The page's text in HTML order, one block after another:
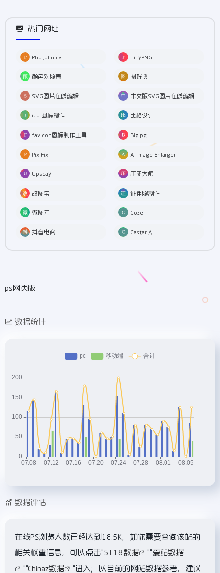
热门网址
PhotoFunia TinyPNG
颜色对照表 图好快
SVG图片在线编辑 中文版SVG图片在线编辑
ico 图标制作 比格设计
favicon图标制作工具 Bigjpg
Pix Fix AI Image Enlarger
Upscayl 压图大师
改图宝 证件照制作
微图云 Coze
抖音电商 Castar AI
ps网页版
数据统计
数据评估
在线PS浏览人数已经达到18.5K，如你需要查询该站的
相关权重信息，可以点击"5118数据 ""爱站数据
""Chinaz数据
"进入；以目前的网站数据参考，建议